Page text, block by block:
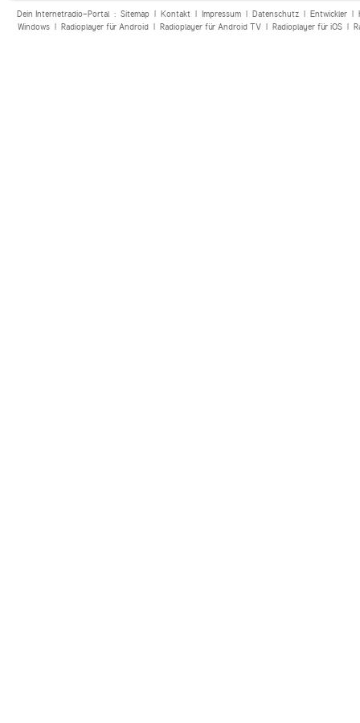
Dein Internetradio-Portal : Sitemap| Kontakt| Impressum| Datenschutz| Entwickler|
Windows| Radioplayer für Android| Radioplayer für Android TV| Radioplayer für iOS|